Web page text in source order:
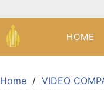
HOME
Home
VIDEO